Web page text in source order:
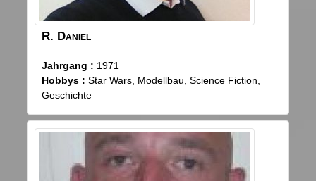
R. Daniel
Jahrgang : 1971
Hobbys : Star Wars, Modellbau, Science Fiction,
Geschichte